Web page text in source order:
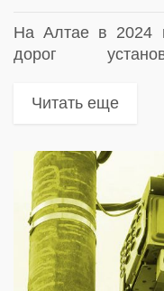
На Алтае в 2024
дорог
Читать еще